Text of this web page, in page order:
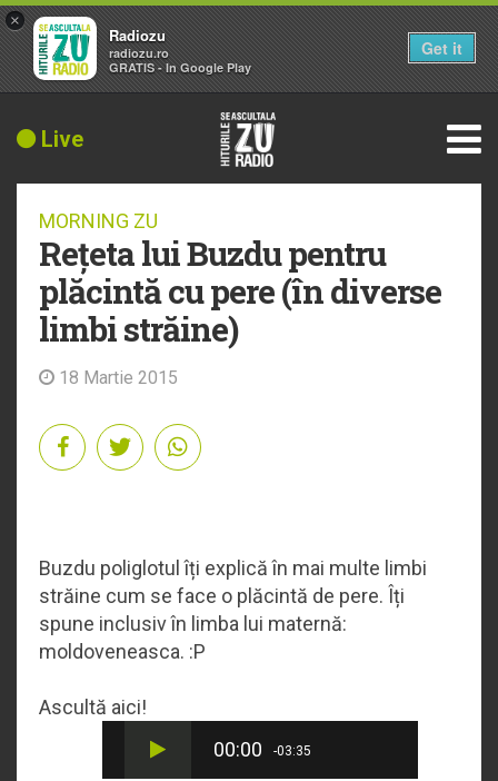
Live
MORNING ZU
Rețeta lui Buzdu pentru
plăcintă cu pere (în diverse
limbi străine)
18 Martie 2015
Buzdu poliglotul îți explică în mai multe limbi
străine cum se face o plăcintă de pere. Îți
spune inclusiv în limba lui maternă:
moldoveneasca. :P
Ascultă aici!
00:00
-03:35
×
Radiozu
radiozu.ro
GRATIS - In Google Play
Get it